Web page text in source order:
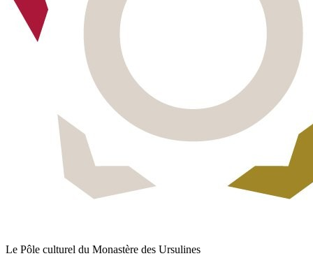
Le Pôle culturel du Monastère des Ursulines